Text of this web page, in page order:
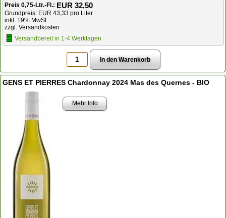
Preis 0,75-Ltr.-Fl.: EUR 32,50
Grundpreis: EUR 43,33 pro Liter
inkl. 19% MwSt.
zzgl. Versandkosten
Versandbereit in 1-4 Werktagen
GENS ET PIERRES Chardonnay 2024 Mas des Quernes - BIO
Mehr Info